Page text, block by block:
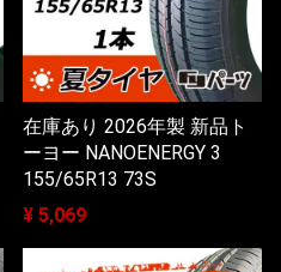
在庫あり 2026年製 新品ト
ーヨー NANOENERGY 3
155/65R13 73S
¥ 5,069